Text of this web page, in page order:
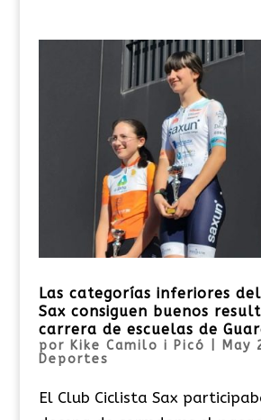
Las categorías inferiores
Sax consiguen buenos
carrera de escuelas de
por Kike Camilo i Picó May
Deportes
El Club Ciclista Sax